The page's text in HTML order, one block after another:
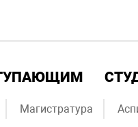
Магистратура